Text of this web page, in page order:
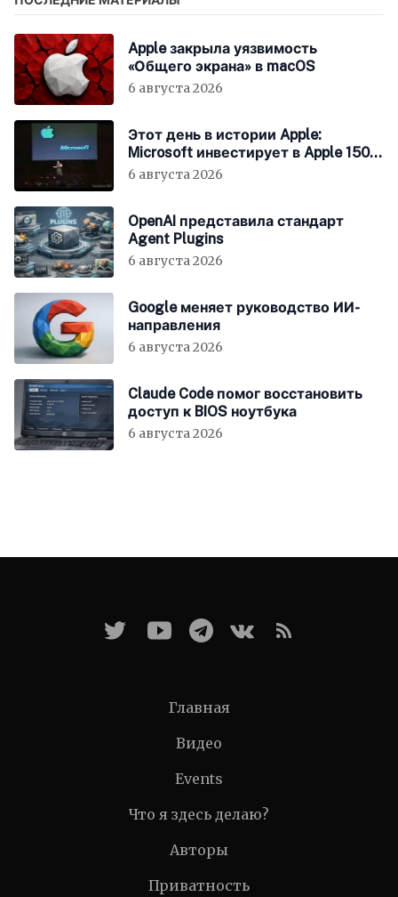
Apple закрыла уязвимость
«Общего экрана» в macOS
6 августа 2026
Этот день в истории Apple:
Microsoft инвестирует в Apple 150
миллионов долларов
6 августа 2026
OpenAI представила стандарт
Agent Plugins
6 августа 2026
Google меняет руководство ИИ-
направления
6 августа 2026
Claude Code помог восстановить
доступ к BIOS ноутбука
6 августа 2026
Главная
Видео
Events
Что я здесь делаю?
Авторы
Приватность